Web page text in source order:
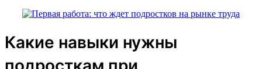
Какие навыки нужны